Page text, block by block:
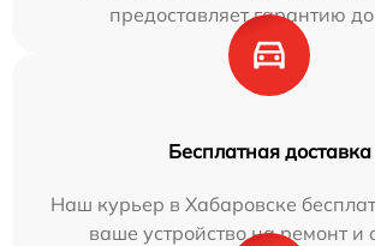
предоставляет гарантию до
Бесплатная доставка
Наш курьер в Хабаровске
ваше устройство на ремонт и